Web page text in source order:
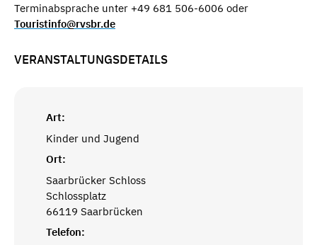
Terminabsprache unter +49 681 506-6006 oder
Touristinfo@rvsbr.de
VERANSTALTUNGSDETAILS
Art:
Kinder und Jugend
Ort:
Saarbrücker Schloss
Schlossplatz
66119 Saarbrücken
Telefon: